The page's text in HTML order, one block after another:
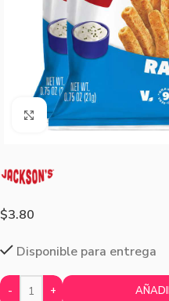
Agrandar imagen
$3.80
Disponible para entrega
- +